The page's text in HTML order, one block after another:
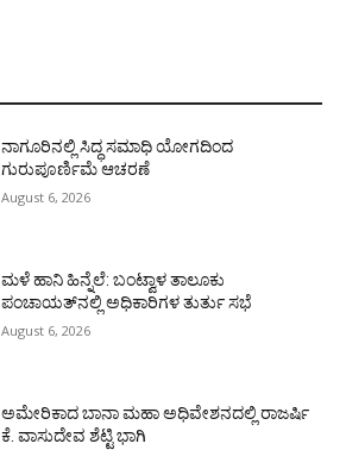
ನಾಗೂರಿನಲ್ಲಿ ಸಿದ್ಧ ಸಮಾಧಿ ಯೋಗದಿಂದ
ಗುರುಪೂರ್ಣಿಮೆ ಆಚರಣೆ
August 6, 2026
ಮಳೆ ಹಾನಿ ಹಿನ್ನೆಲೆ: ಬಂಟ್ವಾಳ ತಾಲೂಕು
ಪಂಚಾಯತ್‌ನಲ್ಲಿ ಅಧಿಕಾರಿಗಳ ತುರ್ತು ಸಭೆ
August 6, 2026
ಅಮೇರಿಕಾದ ಬಾನಾ ಮಹಾ ಅಧಿವೇಶನದಲ್ಲಿ ರಾಜರ್ಷಿ
ಕೆ. ವಾಸುದೇವ ಶೆಟ್ಟಿ ಭಾಗಿ